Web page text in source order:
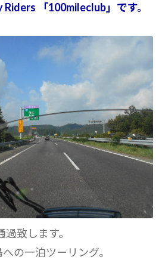
「100mileclub」です。
致します。
の一泊ツーリング。